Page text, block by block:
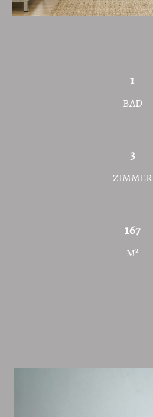
1
BAD
3
ZIMMER
167
M²